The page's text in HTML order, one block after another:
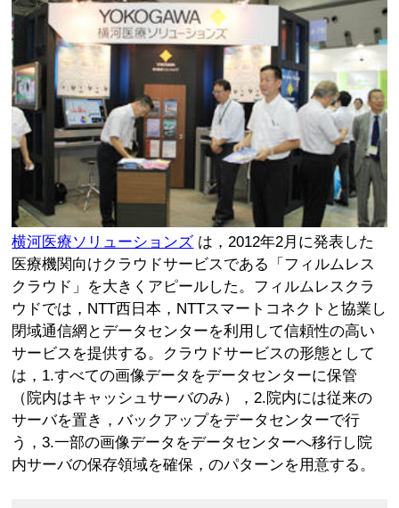
横河医療ソリューションズ は，2012年2月に発表した
医療機関向けクラウドサービスである「フィルムレス
クラウド」を大きくアピールした。フィルムレスクラ
ウドでは，NTT西日本，NTTスマートコネクトと協業し
閉域通信網とデータセンターを利用して信頼性の高い
サービスを提供する。クラウドサービスの形態として
は，1.すべての画像データをデータセンターに保管
（院内はキャッシュサーバのみ），2.院内には従来の
サーバを置き，バックアップをデータセンターで行
う，3.一部の画像データをデータセンターへ移行し院
内サーバの保存領域を確保，のパターンを用意する。